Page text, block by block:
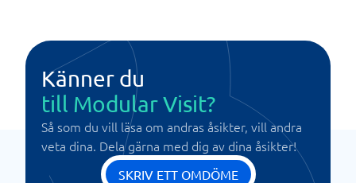
Känner du
till Modular Visit?
Så som du vill läsa om andras åsikter, vill andra
veta dina. Dela gärna med dig av dina åsikter!
SKRIV ETT OMDÖME